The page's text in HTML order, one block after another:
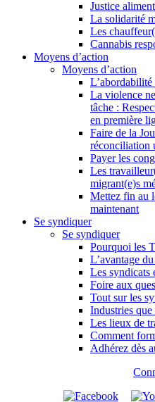
Justice
La solidarité
Les
Cannabis
Moyens d’action
Moyens d’action
La violence
tâche :
en première
Faire de la
réconciliation
Payer les
Les
migrant(e)s
Mettez fin au
maintenant
Se syndiquer
Se syndiquer
Pourquoi les
L’avantage
Les syndicats
Foire aux
Tout sur les
Industries que
Les lieux de
Comment
Adhérez dès